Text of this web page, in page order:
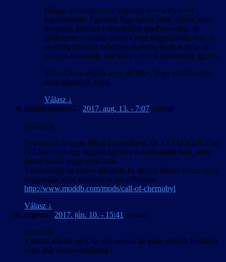
Eléggé gondolkodóba vagyunk esve a Pyre-rel
kapcsolatban. Egyrészt Supergiant játék, szóval zene,
hangulat, történet valószínűleg rendben volna, de
játékmenet vonalon annyira nem vagyunk oda érte, és
az eddig olvasott vélemények/értékelések is abba az
irányba mutatnak, ami miatt nekünk sem tetszik igazán.
Szóval most rögtön nem, de lehet, hogy előbb-utóbb
azért ránézünk majd.
Válasz ↓
Battlehymns987 - 2017. aug. 13. - 7:07 szerint:
Sziasztok
Nemtudom hogyan álltok a modokhoz, de a STALKER: Call
of Chernobyl egy nagyon igéretes és kifinomult mod, nem
ártana hozzá magyarítás sem.
Tudom,hogy az ember elfoglalt, ha nem is készül hozzá soha
magyarítás azért vessetek rá pár pillantást:
http://www.moddb.com/mods/call-of-chernobyl
Válasz ↓
experto - 2017. jún. 10. - 15:41 szerint:
sziasztok
Várható tőletek még ha más nem is de indie játékok fordítása
vagy már visszavonultatok?